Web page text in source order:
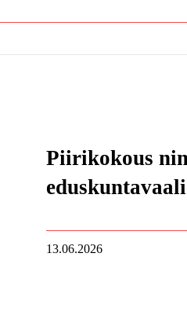
Piirikokous
13.06.2026